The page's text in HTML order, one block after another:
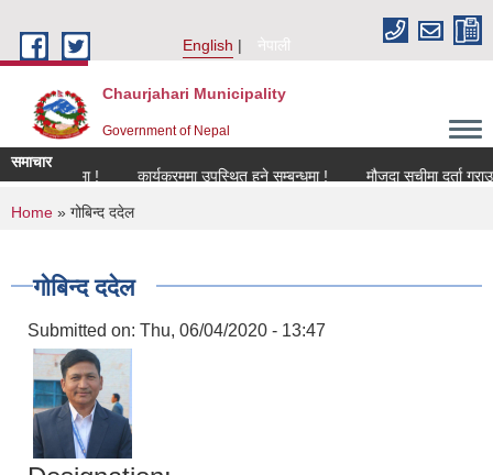
English
नेपाली
Chaurjahari Municipality
Government of Nepal
समाचार
कार्यक्रममा उपस्थित हुने सम्बन्धमा ! मौजुदा सूचीमा दर्ता गराउने
You are here
Home » गोबिन्द ददेल
गोबिन्द ददेल
Submitted on: Thu, 06/04/2020 - 13:47